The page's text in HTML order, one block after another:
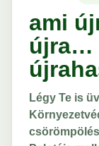
ami
újra…
Légy Te is